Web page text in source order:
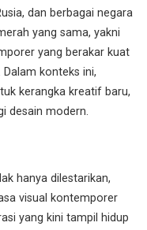
dan berbagai negara
yang sama, yakni
yang berakar kuat
konteks ini,
kerangka kreatif baru,
desain modern.
hanya dilestarikan,
visual kontemporer
yang kini tampil hidup